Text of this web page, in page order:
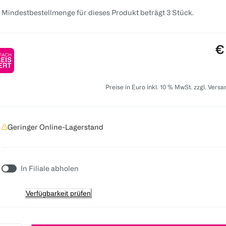
Mindestbestellmenge für dieses Produkt beträgt 3 Stück.
€
Preise in Euro inkl. 10 % MwSt. zzgl.
Geringer Online-Lagerstand
In Filiale abholen
Verfügbarkeit prüfen